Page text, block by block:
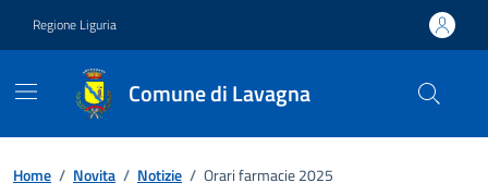
Regione Liguria
Comune di Lavagna
Home / Novita / Notizie / Orari farmacie 2025